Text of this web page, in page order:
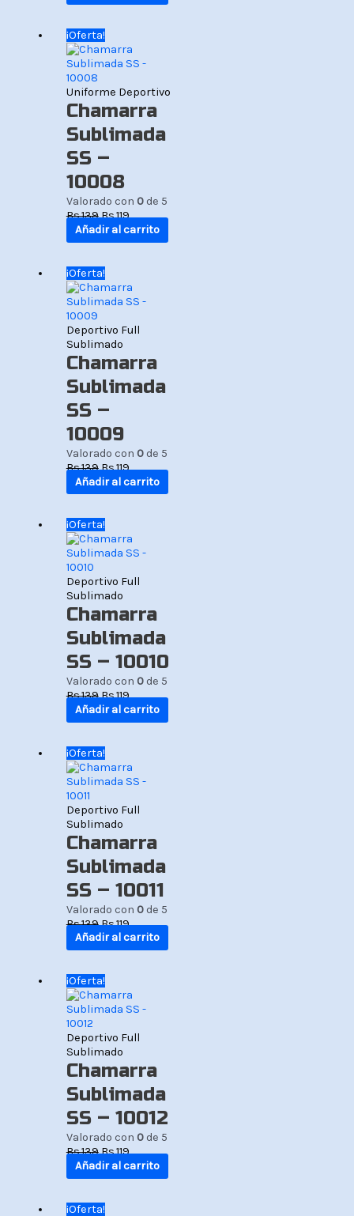
¡Oferta!
Uniforme Deportivo
Chamarra
Sublimada
SS –
10008
Valorado con 0de 5
Bs.139
El
precio
original
Bs.139.
Bs.119
precio
actual
Bs.119.
Añadir al carrito
¡Oferta!
Deportivo Full
Sublimado
Chamarra
Sublimada
SS –
10009
Valorado con 0de 5
Bs.139
El
precio
original
Bs.139.
Bs.119
precio
actual
Bs.119.
Añadir al carrito
¡Oferta!
Deportivo Full
Sublimado
Chamarra
Sublimada
SS – 10010
Valorado con 0de 5
Bs.139
El
precio
original
Bs.139.
Bs.119
precio
actual
Bs.119.
Añadir al carrito
¡Oferta!
Deportivo Full
Sublimado
Chamarra
Sublimada
SS – 10011
Valorado con 0de 5
Bs.139
El
precio
original
Bs.139.
Bs.119
precio
actual
Bs.119.
Añadir al carrito
¡Oferta!
Deportivo Full
Sublimado
Chamarra
Sublimada
SS – 10012
Valorado con 0de 5
Bs.139
El
precio
original
Bs.139.
Bs.119
precio
actual
Bs.119.
Añadir al carrito
¡Oferta!
El